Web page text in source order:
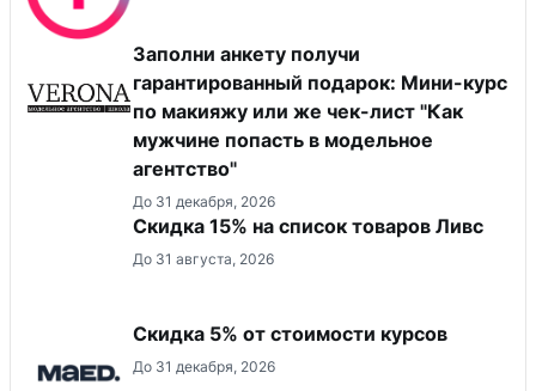
Заполни анкету получи
гарантированный подарок: Мини-курс
по макияжу или же чек-лист "Как
мужчине попасть в модельное
агентство"
До 31 декабря, 2026
Скидка 15% на список товаров Ливс
До 31 августа, 2026
Скидка 5% от стоимости курсов
До 31 декабря, 2026